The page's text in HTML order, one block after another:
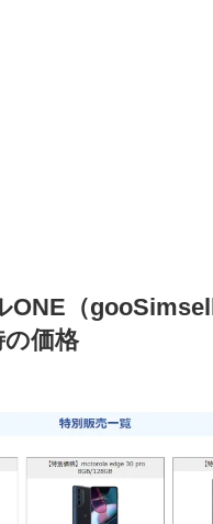
ONE（
の価格